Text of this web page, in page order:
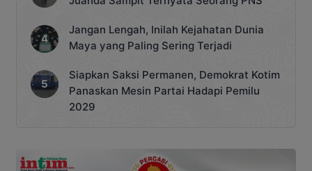
Jangan Lengah, Inilah Kejahatan Dunia
Maya yang Paling Sering Terjadi
Siapkan Saksi Permanen, Demokrat Kotim
Panaskan Mesin Partai Hadapi Pemilu
2029